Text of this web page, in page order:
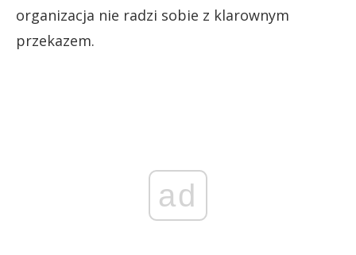
organizacja nie radzi sobie z klarownym
przekazem.
ad